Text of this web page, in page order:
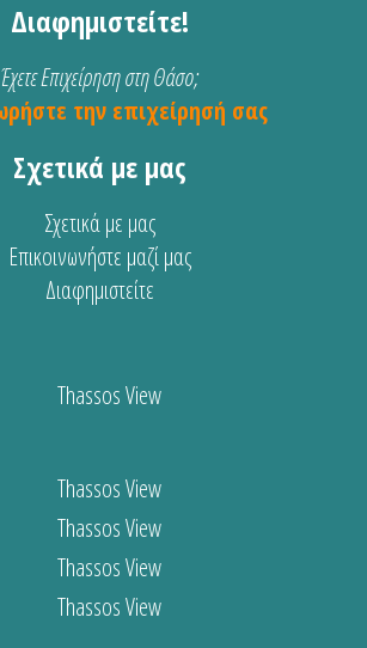
Διαφημιστείτε!
Έχετε Επιχείρηση στη Θάσο;
την επιχείρησή σας
Σχετικά με μας
Σχετικά με μας
Επικοινωνήστε μαζί μας
Διαφημιστείτε